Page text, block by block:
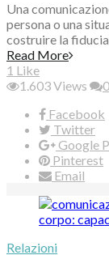
Una
persona o una
costruire la
Read More
1 Like
1.603Views
0
Facebook
Twitter
Google
Pinterest
Email
Relazioni